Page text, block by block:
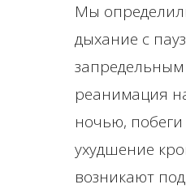
Мы
дыхание с
запредельным
реанимация
ночью,
ухудшение
возникают